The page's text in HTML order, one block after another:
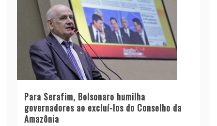
Para Serafim, Bolsonaro humilha
governadores ao excluí-los do Conselho da
Amazônia